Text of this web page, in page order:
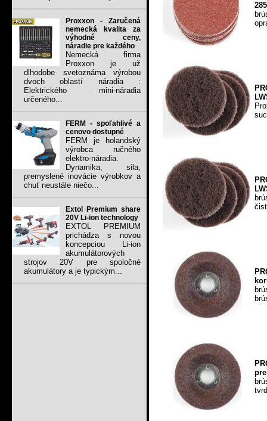
Proxxon - Zaručená
nemecká kvalita za
výhodné ceny,
náradie pre každého
Nemecká firma
Proxxon je už
dlhodobe svetoznáma výrobou
dvoch oblastí náradia :
Elektrického mini-náradia
určeného...
FERM - spoľahlivé a
cenovo dostupné
FERM je holandský
výrobca ručného
elektro-náradia.
Dynamika, sila,
premyslené inovácie výrobkov a
chuť neustále niečo...
Extol Premium share
20V Li-ion technology
EXTOL PREMIUM
prichádza s novou
koncepciou Li-ion
akumulátorových
strojov 20V pre spoločné
akumulátory a je typickým...